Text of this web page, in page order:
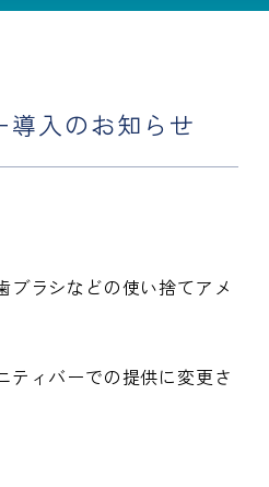
導入のお知らせ
ブラシなどの使い捨てアメ
ティバーでの提供に変更さ